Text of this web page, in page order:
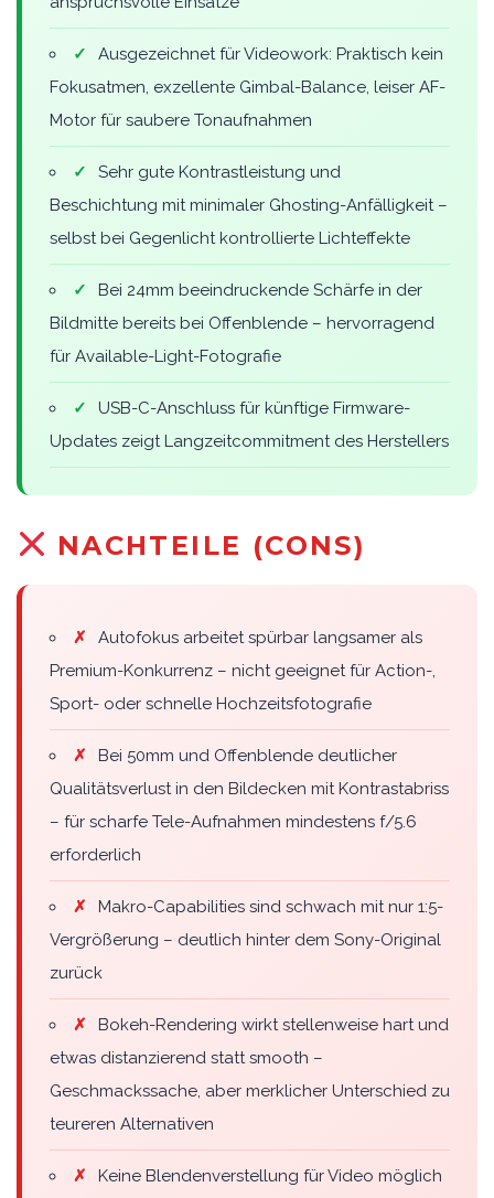
✓
Ausgezeichnet für Videowork: Praktisch kein
Fokusatmen, exzellente Gimbal-Balance, leiser AF-
Motor für saubere Tonaufnahmen
✓
Sehr gute Kontrastleistung und
Beschichtung mit minimaler Ghosting-Anfälligkeit –
selbst bei Gegenlicht kontrollierte Lichteffekte
✓
Bei 24mm beeindruckende Schärfe in der
Bildmitte bereits bei Offenblende – hervorragend
für Available-Light-Fotografie
✓
USB-C-Anschluss für künftige Firmware-
Updates zeigt Langzeitcommitment des Herstellers
NACHTEILE (CONS)
✗
Autofokus arbeitet spürbar langsamer als
Premium-Konkurrenz – nicht geeignet für Action-,
Sport- oder schnelle Hochzeitsfotografie
✗
Bei 50mm und Offenblende deutlicher
Qualitätsverlust in den Bildecken mit Kontrastabriss
– für scharfe Tele-Aufnahmen mindestens f/5.6
erforderlich
✗
Makro-Capabilities sind schwach mit nur 1:5-
Vergrößerung – deutlich hinter dem Sony-Original
zurück
✗
Bokeh-Rendering wirkt stellenweise hart und
etwas distanzierend statt smooth –
Geschmackssache, aber merklicher Unterschied zu
teureren Alternativen
✗
Keine Blendenverstellung für Video möglich